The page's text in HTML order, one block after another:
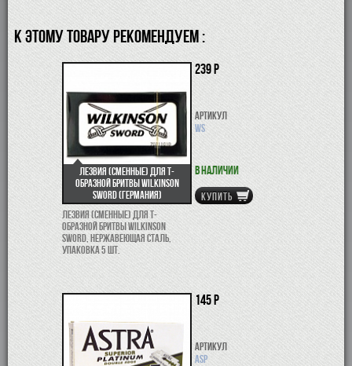
К ЭТОМУ ТОВАРУ РЕКОМЕНДУЕМ :
Лезвия (сменные) для Т-
образной бритвы Wilkinson
Sword (Германия)
Лезвия (сменные) для Т-
образной бритвы Wilkinson
Sword, нержавеющая сталь,
упаковка 5 шт.
239 р
Артикул
WS
В наличии
КУПИТЬ
145 р
Артикул
ASP